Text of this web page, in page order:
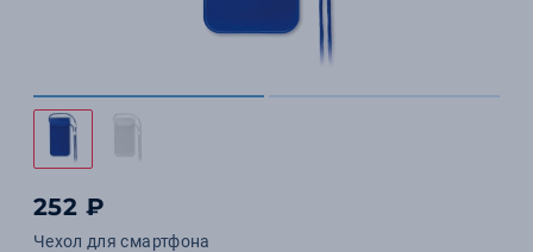
252 ₽
Чехол для смартфона